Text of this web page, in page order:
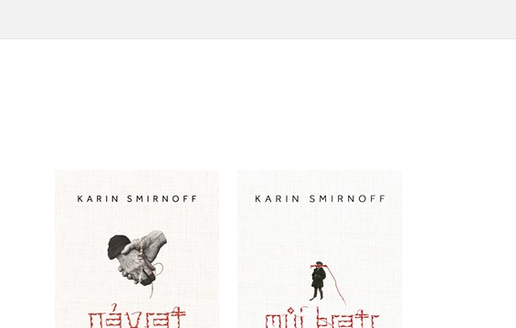
Návrat domů Můj bratr